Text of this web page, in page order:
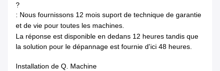
?
: Nous fournissons 12 mois suport de technique de garantie
et de vie pour toutes les machines.
La réponse est disponible en dedans 12 heures tandis que
la solution pour le dépannage est fournie d'ici 48 heures.
Installation de Q. Machine